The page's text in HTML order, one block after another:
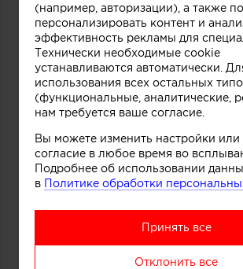
(например, авторизации), а также
персонализировать контент и
эффективность рекламы для
Технически необходимые cookie
устанавливаются автоматически.
использования всех остальных
(функциональные, аналитические,
нам требуется ваше согласие.
Вы можете изменить настройки или
согласие в любое время во
Подробнее об использовании
в Политике обработки
Принять все
Отклонить все